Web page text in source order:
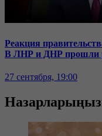
Реакция
В ЛНР и ДНР прошли
27 сентября, 19:00